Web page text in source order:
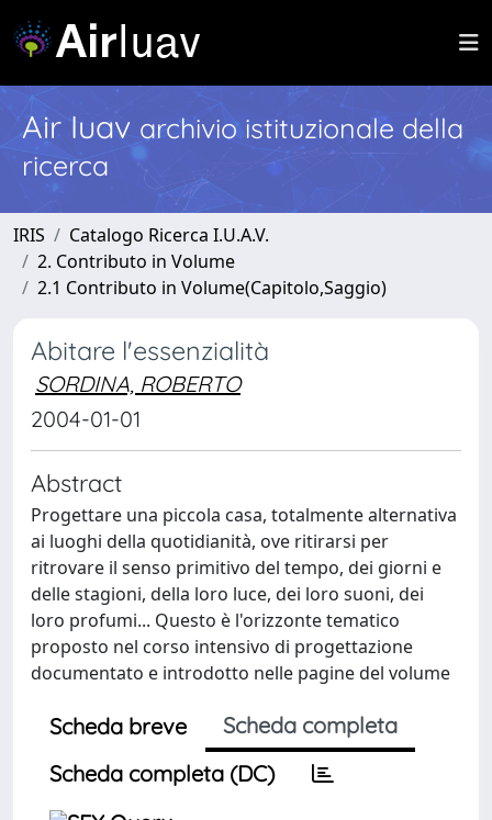
Air Iuav archivio istituzionale della
ricerca
IRIS
Catalogo Ricerca I.U.A.V.
2. Contributo in Volume
2.1 Contributo in Volume(Capitolo,Saggio)
Abitare l'essenzialità
SORDINA, ROBERTO
2004-01-01
Abstract
Progettare una piccola casa, totalmente alternativa
ai luoghi della quotidianità, ove ritirarsi per
ritrovare il senso primitivo del tempo, dei giorni e
delle stagioni, della loro luce, dei loro suoni, dei
loro profumi... Questo è l'orizzonte tematico
proposto nel corso intensivo di progettazione
documentato e introdotto nelle pagine del volume
Scheda breve
Scheda completa
Scheda completa (DC)